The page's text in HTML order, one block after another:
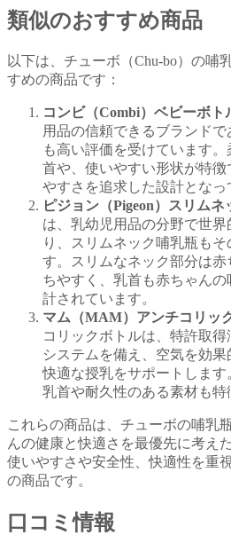
類似のおすすめ商品
以下は、チューボ（Chu-bo）の哺
すめの商品です：
コンビ（Combi）ベビーボト
用品の信頼できるブランド
も高い評価を受けています
首や、使いやすい形状が特
やすさを追求した設計となっ
ピジョン（Pigeon）スリムネ
は、乳幼児用品の分野で世
り、スリムネック哺乳瓶も
す。スリムなネック部分は
ちやすく、乳首も赤ちゃん
計されています。
マム（MAM）アンチコリッ
コリックボトルは、特許取
システムを備え、空気を効
快適な授乳をサポートしま
乳首や耐久性のある素材も特
これらの商品は、チューボの哺乳
んの健康と快適さを最優先に考え
使いやすさや安全性、快適性を重
の商品です。
口コミ情報